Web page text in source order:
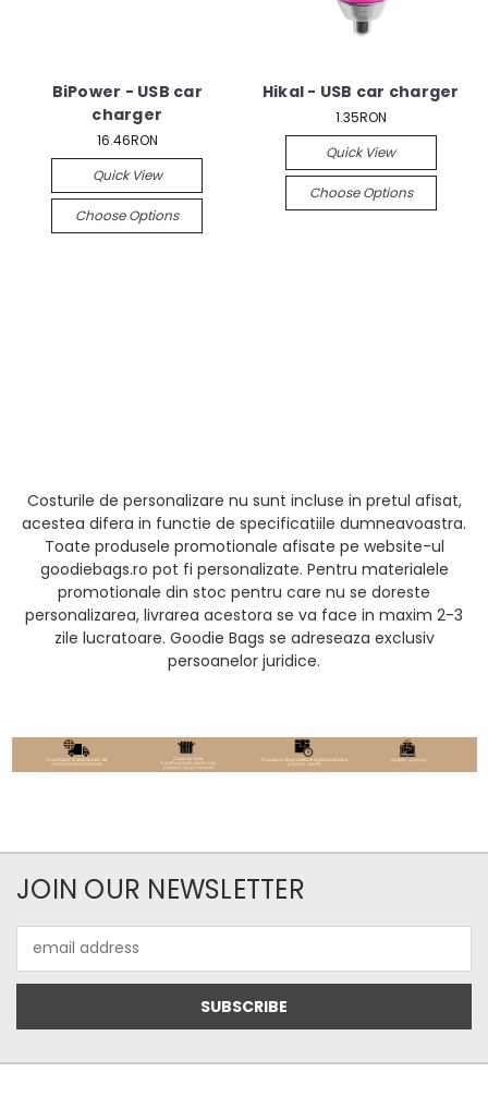
BiPower - USB car
charger
16.46RON
Quick View
Choose Options
Hikal - USB car charger
1.35RON
Quick View
Choose Options
Costurile de personalizare nu sunt incluse in pretul afisat,
acestea difera in functie de specificatiile dumneavoastra.
Toate produsele promotionale afisate pe website-ul
goodiebags.ro pot fi personalizate. Pentru materialele
promotionale din stoc pentru care nu se doreste
personalizarea, livrarea acestora se va face in maxim 2-3
zile lucratoare. Goodie Bags se adreseaza exclusiv
persoanelor juridice.
JOIN OUR NEWSLETTER
Address